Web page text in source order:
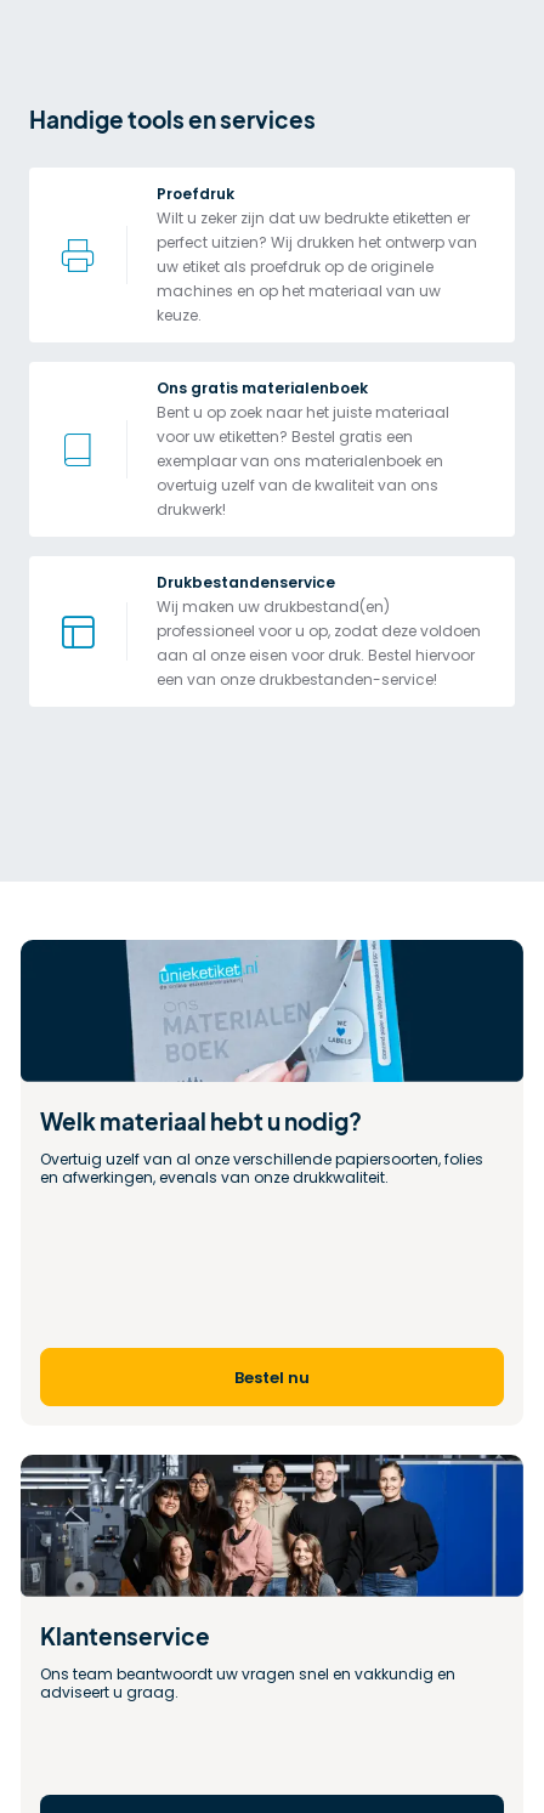
Handige tools en services
Proefdruk
Wilt u zeker zijn dat uw bedrukte etiketten er
perfect uitzien? Wij drukken het ontwerp van
uw etiket als proefdruk op de originele
machines en op het materiaal van uw
keuze.
Ons gratis materialenboek
Bent u op zoek naar het juiste materiaal
voor uw etiketten? Bestel gratis een
exemplaar van ons materialenboek en
overtuig uzelf van de kwaliteit van ons
drukwerk!
Drukbestandenservice
Wij maken uw drukbestand(en)
professioneel voor u op, zodat deze voldoen
aan al onze eisen voor druk. Bestel hiervoor
een van onze drukbestanden-service!
Welk materiaal hebt u nodig?
Overtuig uzelf van al onze verschillende papiersoorten, folies
en afwerkingen, evenals van onze drukkwaliteit.
Bestel nu
Klantenservice
Ons team beantwoordt uw vragen snel en vakkundig en
adviseert u graag.